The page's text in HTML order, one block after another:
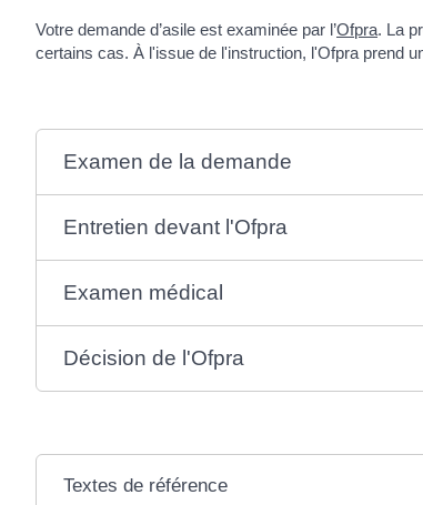
Votre demande d’asile est examinée par l’Ofpra. La
certains cas. À l'issue de l'instruction, l'Ofpra prend
Examen de la demande
Entretien devant l'Ofpra
Examen médical
Décision de l'Ofpra
Textes de référence